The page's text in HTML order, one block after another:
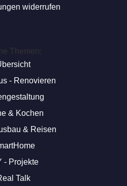
widerrufen
Themen:
- Renovieren
& Kochen
& Reisen
- Projekte
Talk